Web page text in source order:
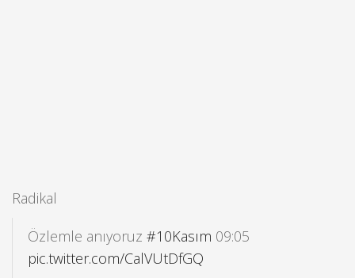
Radikal
Özlemle anıyoruz #10Kasım 09:05
pic.twitter.com/CalVUtDfGQ